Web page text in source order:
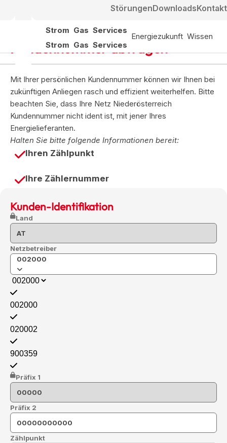
Strom
Strom
Gas
Gas
Services
Services
Energiezukunft Wissen
StörungenDownloadsKontakt
Kundennummer abfragen
Mit Ihrer persönlichen Kundennummer können wir Ihnen bei
zukünftigen Anliegen rasch und effizient weiterhelfen. Bitte
beachten Sie, dass Ihre Netz Niederösterreich
Kundennummer nicht ident ist, mit jener Ihres
Energielieferanten.
Halten Sie bitte folgende Informationen bereit:
Ihren Zählpunkt
Ihre Zählernummer
Kunden-Identifikation
Land
Netzbetreiber
002000
002000
020002
900359
Präfix 1
Präfix 2
Zählpunkt